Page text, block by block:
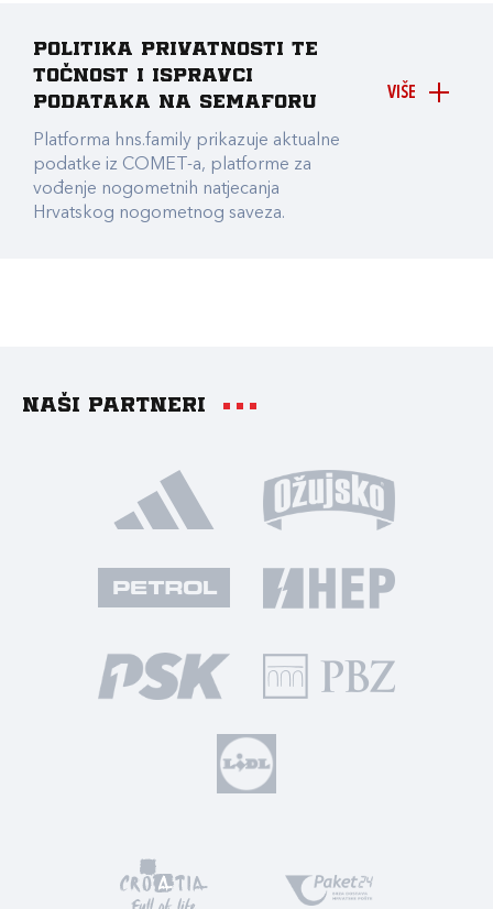
VIŠE
Politika privatnosti te
točnost i ispravci
podataka na Semaforu
Platforma hns.family prikazuje aktualne
podatke iz COMET-a, platforme za
vođenje nogometnih natjecanja
Hrvatskog nogometnog saveza.
Naši partneri